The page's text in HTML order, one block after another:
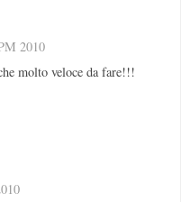
2010
molto veloce da fare!!!